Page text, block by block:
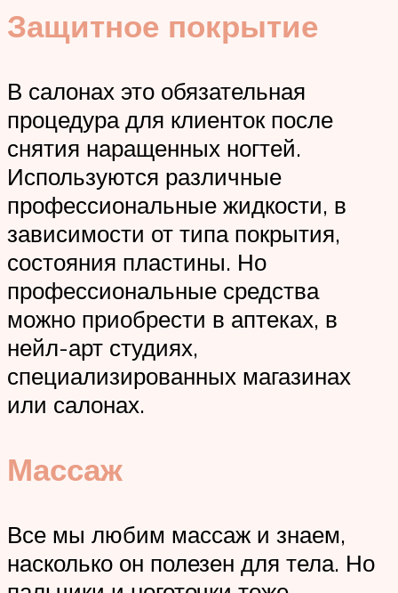
Защитное покрытие
В салонах это обязательная
процедура для клиенток после
снятия наращенных ногтей.
Используются различные
профессиональные жидкости, в
зависимости от типа покрытия,
состояния пластины. Но
профессиональные средства
можно приобрести в аптеках, в
нейл-арт студиях,
специализированных магазинах
или салонах.
Массаж
Все мы любим массаж и знаем,
насколько он полезен для тела. Но